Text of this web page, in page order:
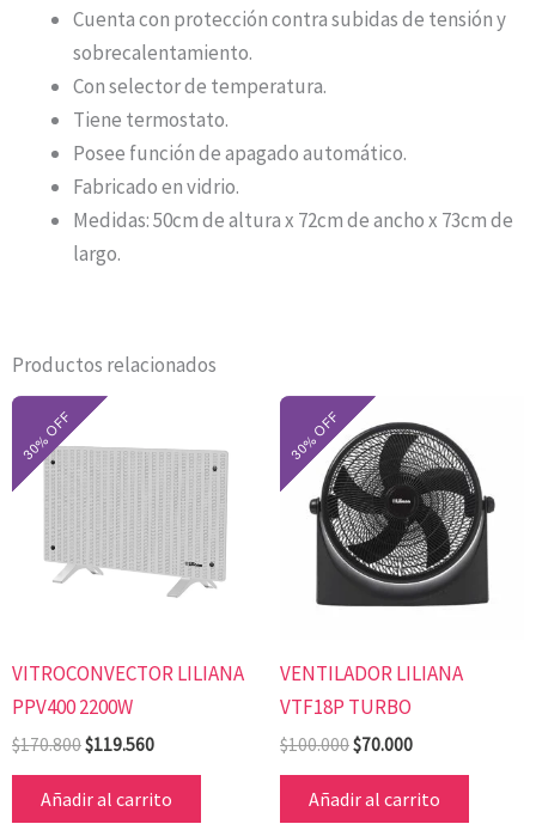
Cuenta con protección contra subidas de tensión y
sobrecalentamiento.
Con selector de temperatura.
Tiene termostato.
Posee función de apagado automático.
Fabricado en vidrio.
Medidas: 50cm de altura x 72cm de ancho x 73cm de
largo.
Productos relacionados
VITROCONVECTOR LILIANA
PPV400 2200W
$170.800
El
original
era:
$170.800.
$119.560
actual
es:
$119.560.
Añadir al carrito
VENTILADOR LILIANA
VTF18P TURBO
$100.000
El
precio
original
era:
$100.000.
$70.000
precio
actual
es:
$70.000.
Añadir al carrito